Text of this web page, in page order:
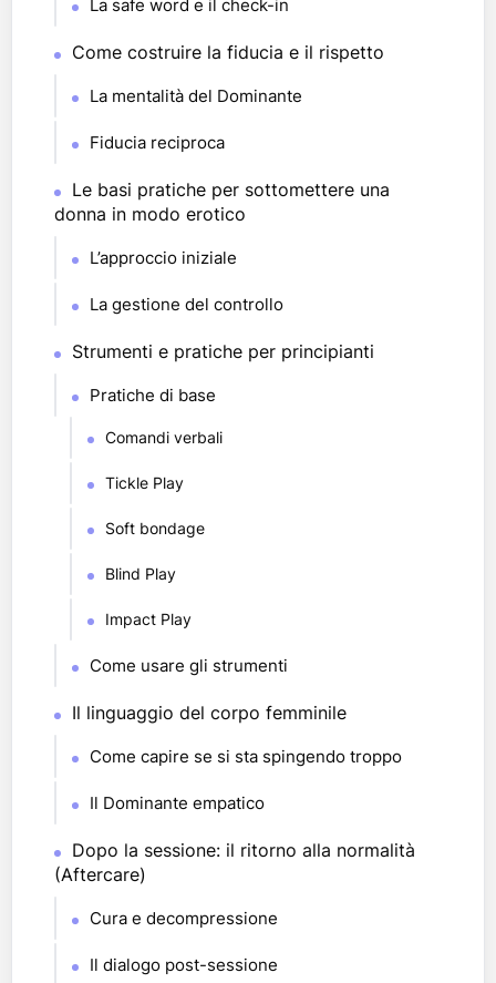
La safe word e il check-in
Come costruire la fiducia e il rispetto
La mentalità del Dominante
Fiducia reciproca
Le basi pratiche per sottomettere una
donna in modo erotico
L’approccio iniziale
La gestione del controllo
Strumenti e pratiche per principianti
Pratiche di base
Comandi verbali
Tickle Play
Soft bondage
Blind Play
Impact Play
Come usare gli strumenti
Il linguaggio del corpo femminile
Come capire se si sta spingendo troppo
Il Dominante empatico
Dopo la sessione: il ritorno alla normalità
(Aftercare)
Cura e decompressione
Il dialogo post-sessione